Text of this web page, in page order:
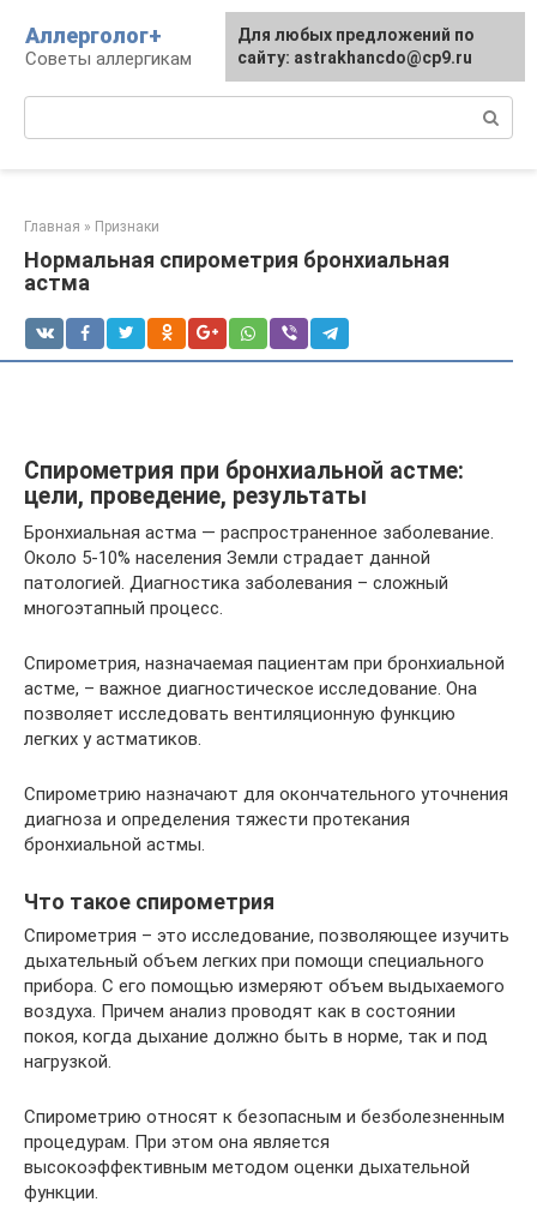
контенту
Аллерголог+
Советы аллергикам
Главная » Признаки
Нормальная спирометрия бронхиальная
астма
Спирометрия при бронхиальной астме:
цели, проведение, результаты
Бронхиальная астма — распространенное заболевание.
Около 5-10% населения Земли страдает данной
патологией. Диагностика заболевания – сложный
многоэтапный процесс.
Спирометрия, назначаемая пациентам при бронхиальной
астме, – важное диагностическое исследование. Она
позволяет исследовать вентиляционную функцию
легких у астматиков.
Спирометрию назначают для окончательного уточнения
диагноза и определения тяжести протекания
бронхиальной астмы.
Что такое спирометрия
Спирометрия – это исследование, позволяющее изучить
дыхательный объем легких при помощи специального
прибора. С его помощью измеряют объем выдыхаемого
воздуха. Причем анализ проводят как в состоянии
покоя, когда дыхание должно быть в норме, так и под
нагрузкой.
Спирометрию относят к безопасным и безболезненным
процедурам. При этом она является
высокоэффективным методом оценки дыхательной
функции.
Для любых предложений по
сайту: astrakhancdo@cp9.ru